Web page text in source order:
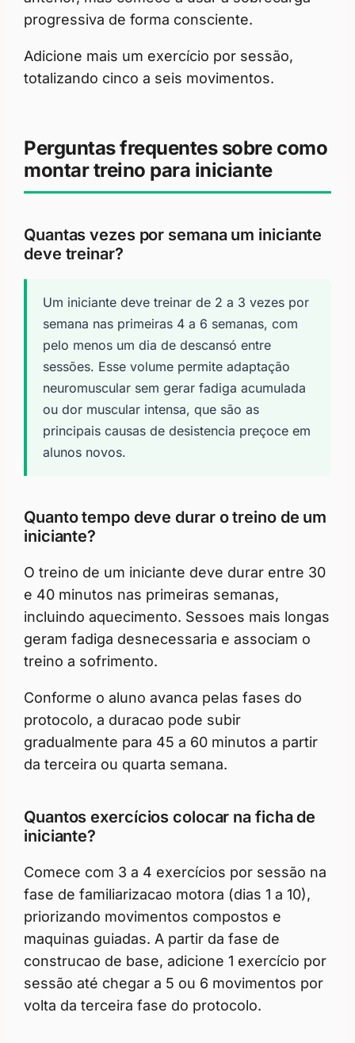
progressiva de forma consciente.
Adicione mais um exercício por sessão,
totalizando cinco a seis movimentos.
Perguntas frequentes sobre como
montar treino para iniciante
Quantas vezes por semana um iniciante
deve treinar?
Um iniciante deve treinar de 2 a 3 vezes por
semana nas primeiras 4 a 6 semanas, com
pelo menos um dia de descansó entre
sessões. Esse volume permite adaptação
neuromuscular sem gerar fadiga acumulada
ou dor muscular intensa, que são as
principais causas de desistencia preçoce em
alunos novos.
Quanto tempo deve durar o treino de um
iniciante?
O treino de um iniciante deve durar entre 30
e 40 minutos nas primeiras semanas,
incluindo aquecimento. Sessoes mais longas
geram fadiga desnecessaria e associam o
treino a sofrimento.
Conforme o aluno avanca pelas fases do
protocolo, a duracao pode subir
gradualmente para 45 a 60 minutos a partir
da terceira ou quarta semana.
Quantos exercícios colocar na ficha de
iniciante?
Comece com 3 a 4 exercícios por sessão na
fase de familiarizacao motora (dias 1 a 10),
priorizando movimentos compostos e
maquinas guiadas. A partir da fase de
construcao de base, adicione 1 exercício por
sessão até chegar a 5 ou 6 movimentos por
volta da terceira fase do protocolo.